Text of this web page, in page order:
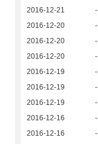
2016-12-21
-
2016-12-20
-
2016-12-20
-
2016-12-20
-
2016-12-19
-
2016-12-19
-
2016-12-19
-
2016-12-16
-
2016-12-16
-